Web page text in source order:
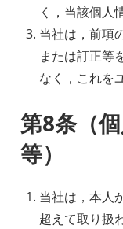
く，当該個人
当社は，前項
または訂正等
なく，これを
第8条（
等）
当社は，本人
超えて取り扱